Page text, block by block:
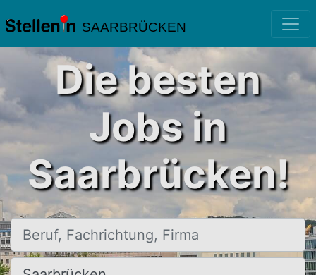
SAARBRÜCKEN
Die besten
Jobs in
Saarbrücken!
Beruf, Fachrichtung, Firma
Ort, Stadt